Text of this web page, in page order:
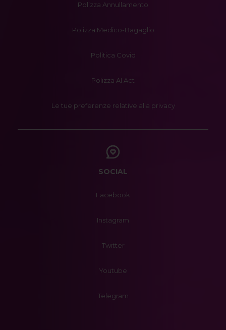
Polizza Annullamento
Polizza Medico-Bagaglio
Politica Covid
Polizza AI Act
Le tue preferenze relative alla privacy
SOCIAL
Facebook
Instagram
Twitter
Youtube
Telegram